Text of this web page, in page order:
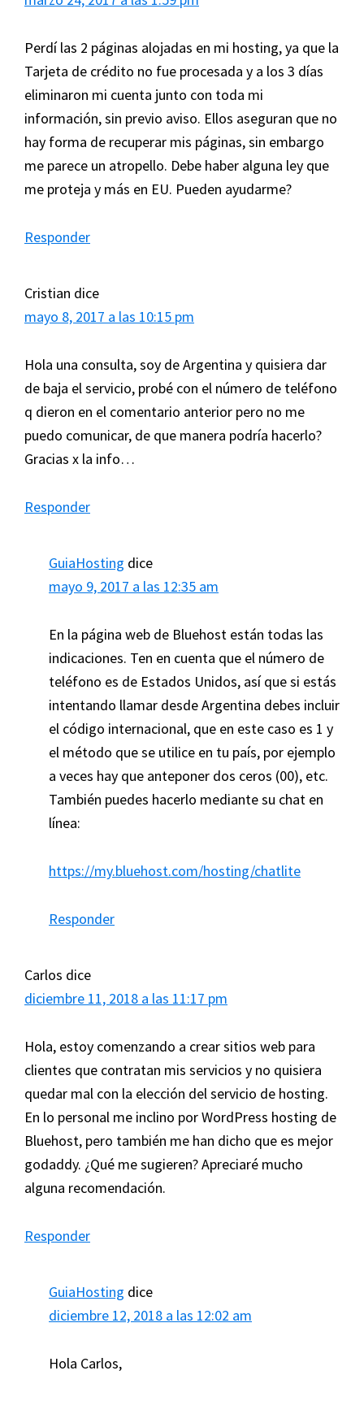
Perdí las 2 páginas alojadas en mi hosting, ya que la
Tarjeta de crédito no fue procesada y a los 3 días
eliminaron mi cuenta junto con toda mi
información, sin previo aviso. Ellos aseguran que no
hay forma de recuperar mis páginas, sin embargo
me parece un atropello. Debe haber alguna ley que
me proteja y más en EU. Pueden ayudarme?
Responder
Cristian dice
mayo 8, 2017 a las 10:15 pm
Hola una consulta, soy de Argentina y quisiera dar
de baja el servicio, probé con el número de teléfono
q dieron en el comentario anterior pero no me
puedo comunicar, de que manera podría hacerlo?
Gracias x la info…
Responder
GuiaHosting dice
mayo 9, 2017 a las 12:35 am
En la página web de Bluehost están todas las
indicaciones. Ten en cuenta que el número de
teléfono es de Estados Unidos, así que si estás
intentando llamar desde Argentina debes incluir
el código internacional, que en este caso es 1 y
el método que se utilice en tu país, por ejemplo
a veces hay que anteponer dos ceros (00), etc.
También puedes hacerlo mediante su chat en
línea:
https://my.bluehost.com/hosting/chatlite
Responder
Carlos dice
diciembre 11, 2018 a las 11:17 pm
Hola, estoy comenzando a crear sitios web para
clientes que contratan mis servicios y no quisiera
quedar mal con la elección del servicio de hosting.
En lo personal me inclino por WordPress hosting de
Bluehost, pero también me han dicho que es mejor
godaddy. ¿Qué me sugieren? Apreciaré mucho
alguna recomendación.
Responder
GuiaHosting dice
diciembre 12, 2018 a las 12:02 am
Hola Carlos,